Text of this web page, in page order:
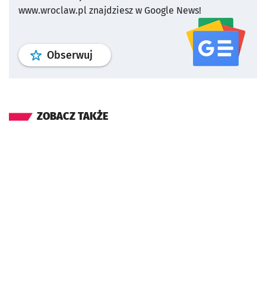
www.wroclaw.pl znajdziesz w Google News!
Obserwuj profil serwisu
ZOBACZ TAKŻE